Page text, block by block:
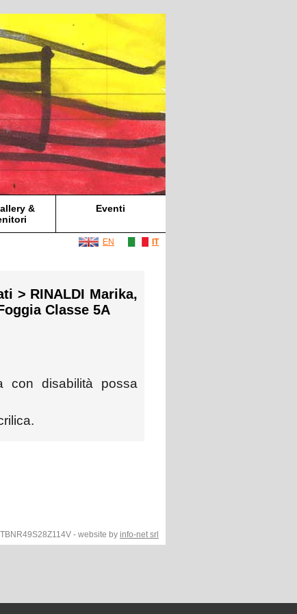
&
Eventi
IT
EN
> RINALDI Marika,
Classe 5A
disabilità possa
- website by info-net srl